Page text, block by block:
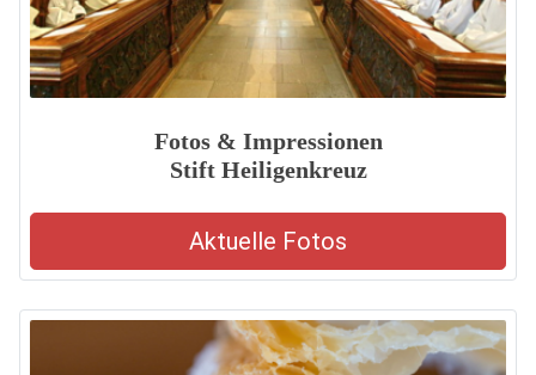
Fotos & Impressionen
Stift Heiligenkreuz
Aktuelle Fotos